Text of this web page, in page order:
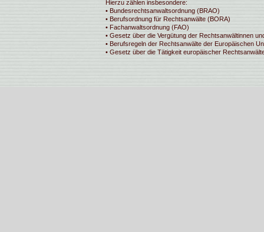
Hierzu zählen insbesondere:
• Bundesrechtsanwaltsordnung (BRAO)
• Berufsordnung für Rechtsanwälte (BORA)
• Fachanwaltsordnung (FAO)
• Gesetz über die Vergütung der Rechtsanwältinnen
• Berufsregeln der Rechtsanwälte der Europäischen
• Gesetz über die Tätigkeit europäischer